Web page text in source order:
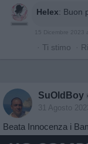
Helex: Buon
15 Dicembre 2023
· Ti stimo ·
SuOldBoy
31 Agosto
Beata Innocenza i